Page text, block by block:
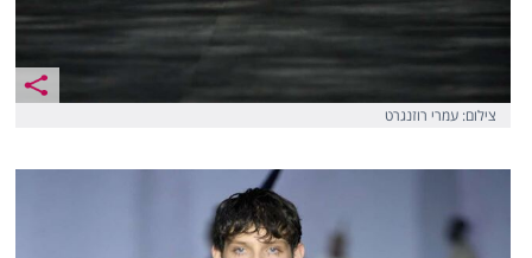
צילום: עמרי רוזנגרט